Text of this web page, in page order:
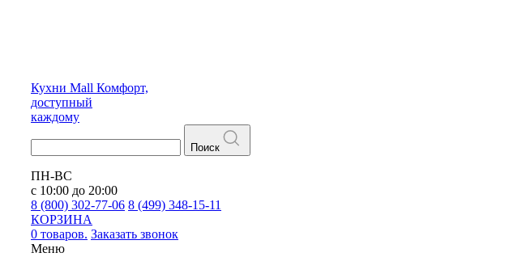
Кухни Mall Комфорт,
доступный
каждому
Поиск
ПН-ВС
с 10:00 до 20:00
8 (800) 302-77-06 8 (499) 348-15-11
КОРЗИНА
0 товаров. Заказать звонок
Меню